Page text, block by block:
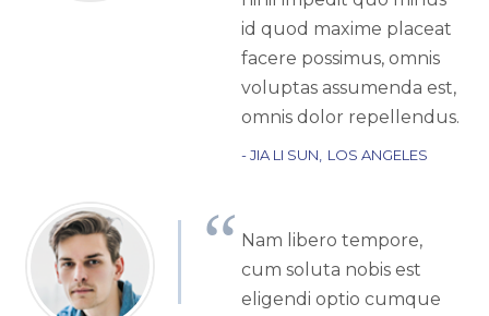
id quod maxime placeat
facere possimus, omnis
voluptas assumenda est,
omnis dolor repellendus.
JIA LI SUN LOS ANGELES
Nam libero tempore,
cum soluta nobis est
eligendi optio cumque